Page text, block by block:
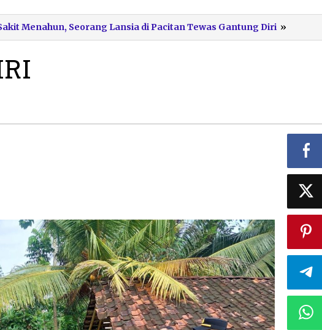
Menahun, Seorang Lansia di Pacitan Tewas Gantung Diri »
DIRI